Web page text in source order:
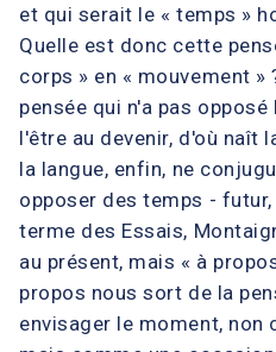
et qui serait le « temps »
Quelle est donc cette
corps » en « mouvement
pensée qui n'a pas
l'être au devenir, d'où naît
la langue, enfin, ne
opposer des temps -
terme des Essais,
au présent, mais « à
propos nous sort de la
envisager le moment, non